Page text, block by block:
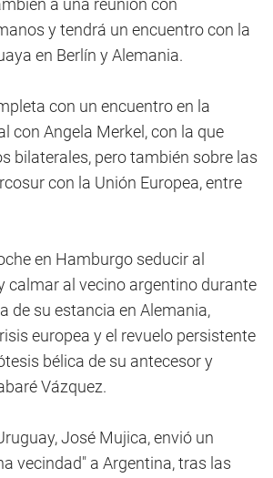
a una reunión con
y tendrá un encuentro con la
en Berlín y Alemania.
con un encuentro en la
con Angela Merkel, con la que
bilaterales, pero también sobre las
con la Unión Europea, entre
en Hamburgo seducir al
calmar al vecino argentino durante
de su estancia en Alemania,
europea y el revuelo persistente
bélica de su antecesor y
Vázquez.
José Mujica, envió un
vecindad" a Argentina, tras las